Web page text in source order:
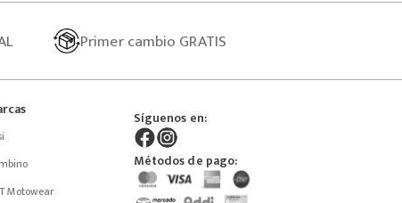
Primercambio GRATIS
Motowear
Síguenos en:
Métodos de pago: